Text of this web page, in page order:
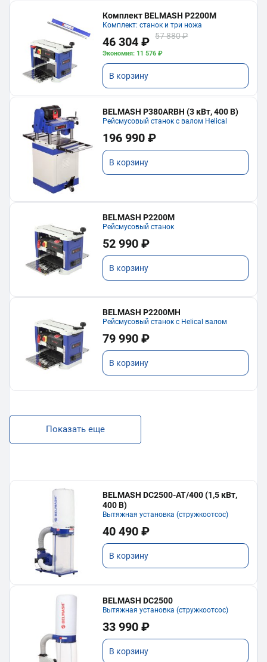
Комплект BELMASH P2200M
Комплект: станок и три ножа
46 304 ₽ 57 880 ₽
Экономия: 11 576 ₽
В корзину
BELMASH P380ARBH (3 кВт, 400 В)
Рейсмусовый станок с валом Helical
196 990 ₽
В корзину
BELMASH P2200M
Рейсмусовый станок
52 990 ₽
В корзину
BELMASH P2200MH
Рейсмусовый станок с Helical валом
79 990 ₽
В корзину
Показать еще
BELMASH DC2500-AT/400 (1,5 кВт,
400 В)
Вытяжная установка (стружкоотсос)
40 490 ₽
В корзину
BELMASH DC2500
Вытяжная установка (стружкоотсос)
33 990 ₽
В корзину